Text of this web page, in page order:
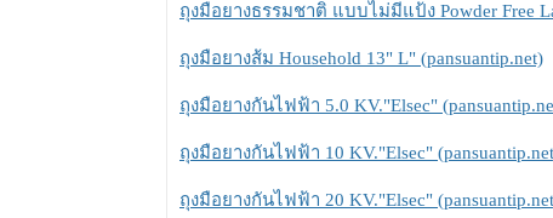
ถุงมือยางธรรมชาติ แบบไม่มีแป้ง Powder Free
ถุงมือยางส้ม Household 13" L" (pansuantip.net)
ถุงมือยางกันไฟฟ้า 5.0 KV."Elsec"
ถุงมือยางกันไฟฟ้า 10 KV."Elsec"
ถุงมือยางกันไฟฟ้า 20 KV."Elsec"